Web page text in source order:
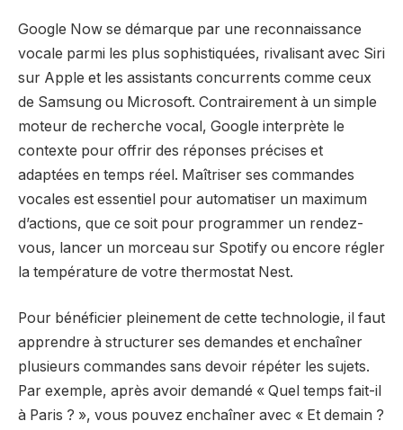
Google Now se démarque par une reconnaissance
vocale parmi les plus sophistiquées, rivalisant avec Siri
sur Apple et les assistants concurrents comme ceux
de Samsung ou Microsoft. Contrairement à un simple
moteur de recherche vocal, Google interprète le
contexte pour offrir des réponses précises et
adaptées en temps réel. Maîtriser ses commandes
vocales est essentiel pour automatiser un maximum
d’actions, que ce soit pour programmer un rendez-
vous, lancer un morceau sur Spotify ou encore régler
la température de votre thermostat Nest.
Pour bénéficier pleinement de cette technologie, il faut
apprendre à structurer ses demandes et enchaîner
plusieurs commandes sans devoir répéter les sujets.
Par exemple, après avoir demandé « Quel temps fait-il
à Paris ? », vous pouvez enchaîner avec « Et demain ?